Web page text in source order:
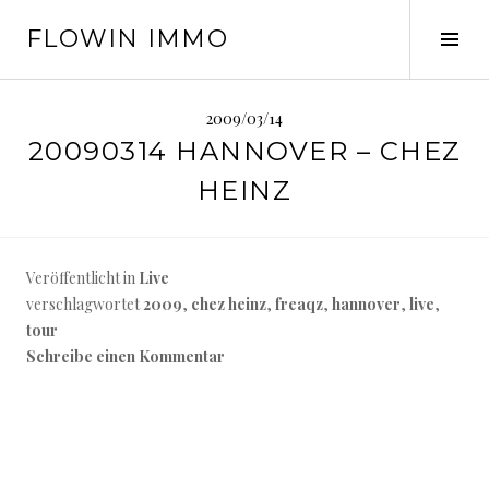
zumFLOWIN IMMO
2009/03/14
20090314 HANNOVER – CHEZ
HEINZ
Veröffentlicht in Live
verschlagwortet2009, chez heinz, freaqz, hannover, live,
tour
Schreibe einen Kommentar